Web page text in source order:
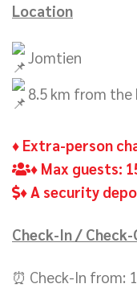
Location
Jomtien
8.5 km from the
♦ Extra-person
♦ Max guests:
♦ A security
Check-In /
⏰ Check-In from: